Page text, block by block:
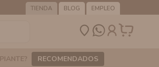
TIENDA BLOG EMPLEO
RECOMENDADOS